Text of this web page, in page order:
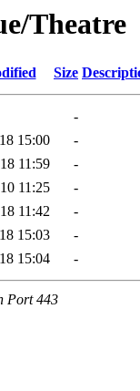
Theatre
Size
-
15:00
-
11:59
-
11:25
-
11:42
-
15:03
-
15:04 -
Port 443